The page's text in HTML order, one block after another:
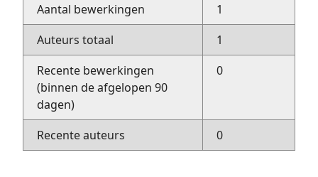
Aantal bewerkingen
1
Auteurs totaal
1
Recente bewerkingen
(binnen de afgelopen 90
dagen)
0
Recente auteurs 0